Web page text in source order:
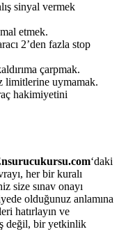
sinyal vermek
etmek.
2’den fazla stop
çarpmak.
limitlerine uymamak.
hakimiyetini
‘daki
her bir kuralı
size sınav onayı
olduğunuz anlamına
hatırlayın ve
değil, bir yetkinlik